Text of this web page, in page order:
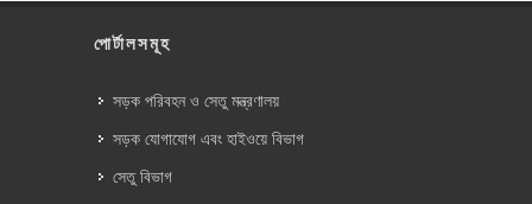
পোর্টালসমূহ
সড়ক পরিবহন ও সেতু মন্ত্রণালয়
সড়ক যোগাযোগ এবং হাইওয়ে বিভাগ
সেতু বিভাগ